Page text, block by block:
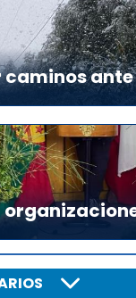
caminos